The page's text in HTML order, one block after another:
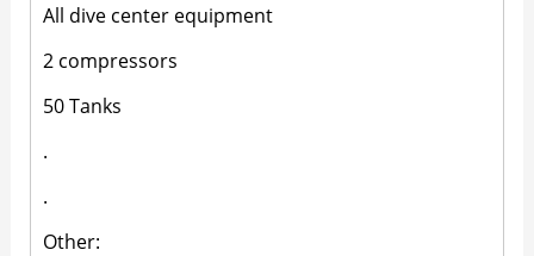
All dive center equipment
2 compressors
50 Tanks
.
.
Other: